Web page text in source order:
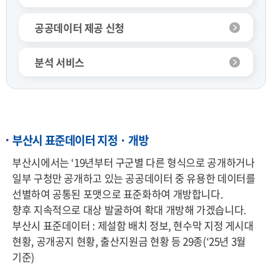
공공데이터 제공 신청
분석 서비스
부산시 표준데이터 지정 · 개방
부산시에서는 ‘19년부터 구군별 다른 형식으로 공개하거나
일부 구청만 공개하고 있는 공공데이터 중 유용한 데이터를
선별하여 공통된 포맷으로 표준화하여 개방합니다.
향후 지속적으로 대상 발굴하여 확대 개방해 가겠습니다.
부산시 표준데이터 : 제설함 배치 정보, 현수막 지정 게시대
현황, 공개공지 현황, 출산지원금 현황 등 29종(‘25년 3월
기준)